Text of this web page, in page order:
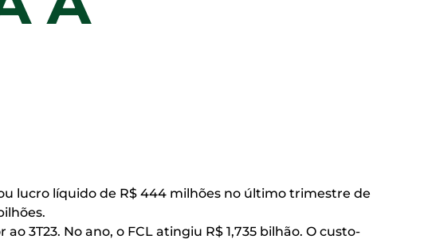
lucro líquido de R$ 444 milhões no último trimestre de
3T23. No ano, o FCL atingiu R$ 1,735 bilhão. O custo-